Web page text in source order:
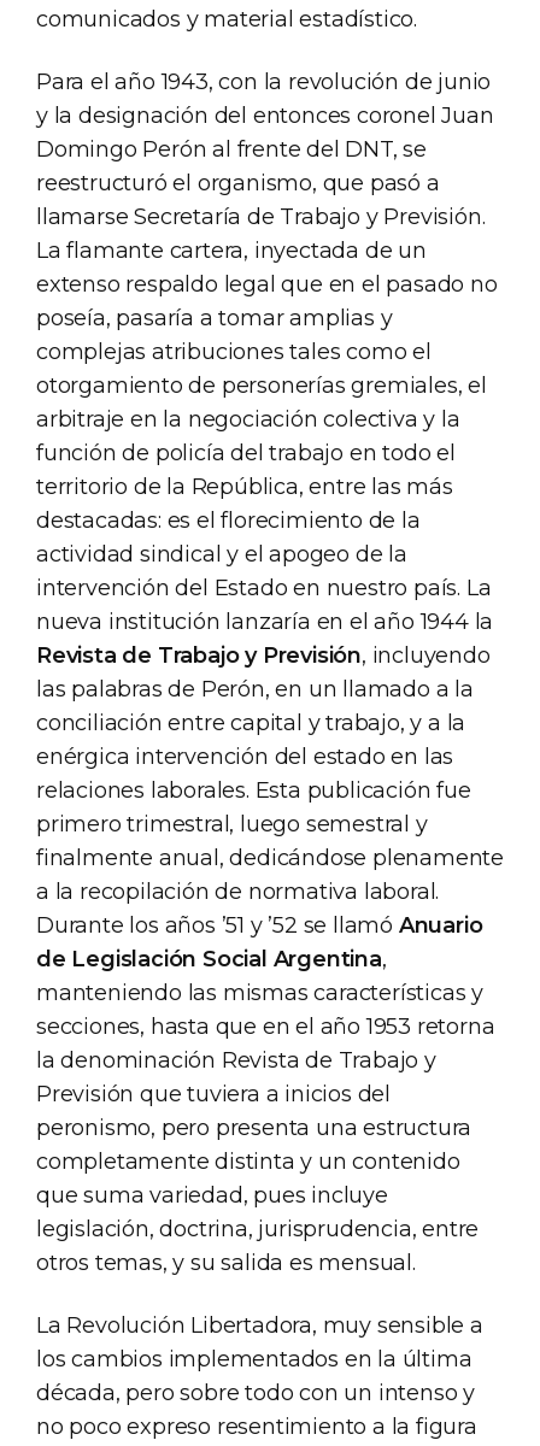
comunicados y material estadístico.
Para el año 1943, con la revolución de junio
y la designación del entonces coronel Juan
Domingo Perón al frente del DNT, se
reestructuró el organismo, que pasó a
llamarse Secretaría de Trabajo y Previsión.
La flamante cartera, inyectada de un
extenso respaldo legal que en el pasado no
poseía, pasaría a tomar amplias y
complejas atribuciones tales como el
otorgamiento de personerías gremiales, el
arbitraje en la negociación colectiva y la
función de policía del trabajo en todo el
territorio de la República, entre las más
destacadas: es el florecimiento de la
actividad sindical y el apogeo de la
intervención del Estado en nuestro país. La
nueva institución lanzaría en el año 1944 la
Revista de Trabajo y Previsión, incluyendo
las palabras de Perón, en un llamado a la
conciliación entre capital y trabajo, y a la
enérgica intervención del estado en las
relaciones laborales. Esta publicación fue
primero trimestral, luego semestral y
finalmente anual, dedicándose plenamente
a la recopilación de normativa laboral.
Durante los años ’51 y ’52 se llamó Anuario
de Legislación Social Argentina,
manteniendo las mismas características y
secciones, hasta que en el año 1953 retorna
la denominación Revista de Trabajo y
Previsión que tuviera a inicios del
peronismo, pero presenta una estructura
completamente distinta y un contenido
que suma variedad, pues incluye
legislación, doctrina, jurisprudencia, entre
otros temas, y su salida es mensual.
La Revolución Libertadora, muy sensible a
los cambios implementados en la última
década, pero sobre todo con un intenso y
no poco expreso resentimiento a la figura